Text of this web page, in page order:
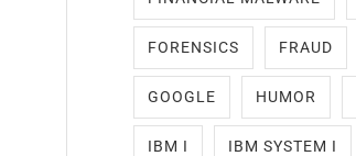
FORENSICS FRAUD
GOOGLE HUMOR
IBM I IBM SYSTEM I